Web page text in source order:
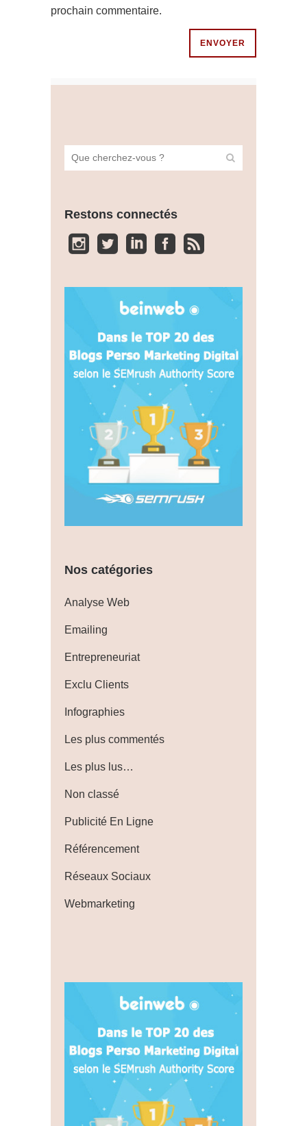
prochain commentaire.
Restons connectés
Nos catégories
Analyse Web
Emailing
Entrepreneuriat
Exclu Clients
Infographies
Les plus commentés
Les plus lus…
Non classé
Publicité En Ligne
Référencement
Réseaux Sociaux
Webmarketing